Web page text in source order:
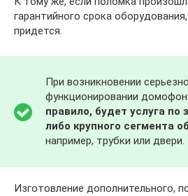
гарантийного срока
придется.
При возникновении
функционировании
правило, будет услуга по
либо крупного сегмента
например, трубки или двери.
Изготовление дополнительного,